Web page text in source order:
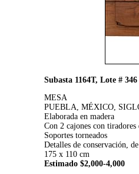
Subasta 1164T, Lote # 346
MESA
PUEBLA, MÉXICO,
Elaborada en madera
Con 2 cajones con
Soportes torneados
Detalles de conservación,
175 x 110 cm
Estimado $2,000-4,000